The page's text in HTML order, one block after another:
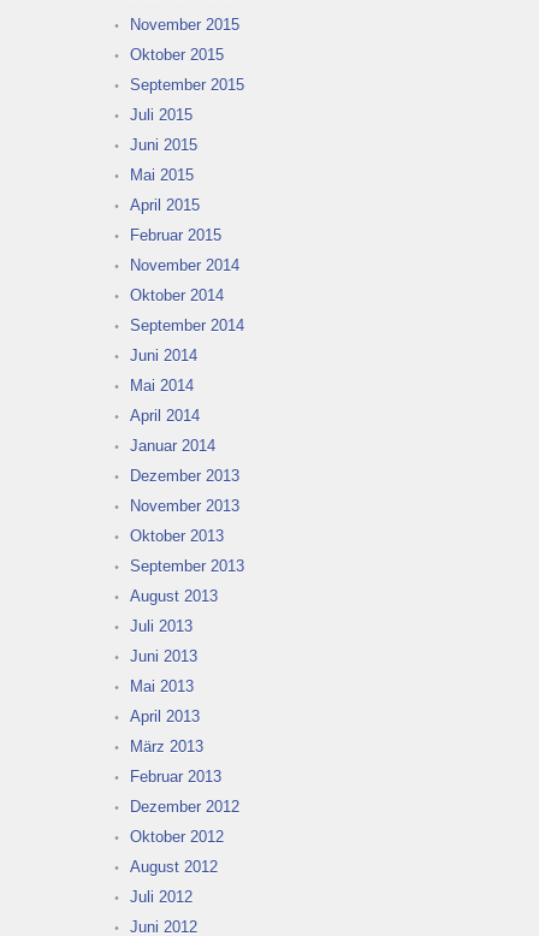
November 2015
Oktober 2015
September 2015
Juli 2015
Juni 2015
Mai 2015
April 2015
Februar 2015
November 2014
Oktober 2014
September 2014
Juni 2014
Mai 2014
April 2014
Januar 2014
Dezember 2013
November 2013
Oktober 2013
September 2013
August 2013
Juli 2013
Juni 2013
Mai 2013
April 2013
März 2013
Februar 2013
Dezember 2012
Oktober 2012
August 2012
Juli 2012
Juni 2012